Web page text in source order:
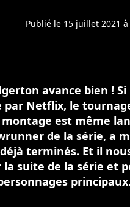
Publié le 15 juillet 2021 à
avance bien ! Si
par Netflix, le
est même
de la série, a
terminés. Et il
suite de la série et
principaux.